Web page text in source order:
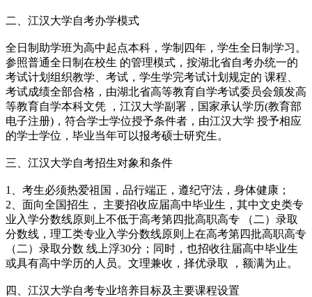
二、江汉大学自考办学模式
全日制助学班为高中起点本科，学制四年，学生全日制学习。
参照普通全日制在校生 的管理模式，按湖北省自考办统一的
考试计划组织教学、考试，学生学完考试计划规定的 课程、
考试成绩全部合格，由湖北省高等教育自学考试委员会颁发高
等教育自学本科文凭 ，江汉大学副署，国家承认学历(教育部
电子注册)，符合学士学位授予条件者，由江汉大学 授予相应
的学士学位，毕业当年可以报考硕士研究生。
三、江汉大学自考招生对象和条件
1、考生必须热爱祖国，品行端正，遵纪守法，身体健康；
2、面向全国招生， 主要招收应届高中毕业生，其中文史类专
业入学分数线原则上不低于高考第四批高职高专 （二）录取
分数线，理工类专业入学分数线原则上在高考第四批高职高专
（二）录取分数 线上浮30分；同时，也招收往届高中毕业生
或具有高中学历的人员。文理兼收，择优录取 ，额满为止。
四、江汉大学自考专业培养目标及主要课程设置